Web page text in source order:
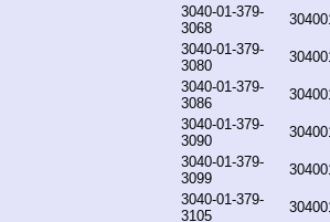
3040-01-379-
3068
3040-01-379-
3080
3040-01-379-
3086
3040-01-379-
3090
3040-01-379-
3099
3040-01-379-
3105